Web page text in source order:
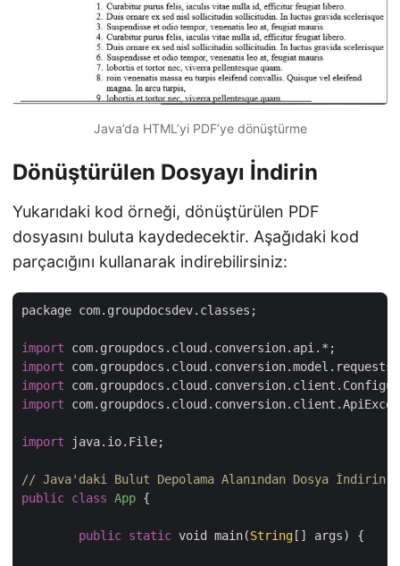
Java’da HTML’yi PDF’ye dönüştürme
Dönüştürülen Dosyayı İndirin
Yukarıdaki kod örneği, dönüştürülen PDF
dosyasını buluta kaydedecektir. Aşağıdaki kod
parçacığını kullanarak indirebilirsiniz:
package com.groupdocsdev.classes;
import
import
import
import
import java.io.File;
// Java'daki Bulut Depolama Alanından Dosya İndirin
public class App {
public static void main(String [] args) {